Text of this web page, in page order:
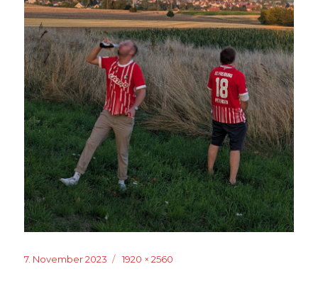
Veröffentlicht
7. November 2023 Originalgröße
1920 × 2560